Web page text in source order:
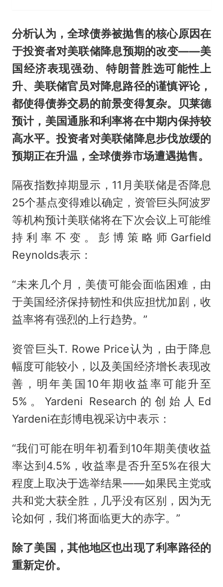
分析认为，全球债券被抛售的核心原因在
于投资者对美联储降息预期的改变——美
国经济表现强劲、特朗普胜选可能性上
升、美联储官员对降息路径的谨慎评论，
都使得债券交易的前景变得复杂。贝莱德
预计，美国通胀和利率将在中期内保持较
高水平。投资者对美联储降息步伐放缓的
预期正在升温，全球债券市场遭遇抛售。
隔夜指数掉期显示，11月美联储是否降息
25个基点变得难以确定，资管巨头阿波罗
等机构预计美联储将在下次会议上可能维
持利率不变。彭博策略师Garfield
Reynolds表示：
“未来几个月，美债可能会面临困难，由
于美国经济保持韧性和供应担忧加剧，收
益率将有强烈的上行趋势。”
资管巨头T. Rowe Price认为，由于降息
幅度可能较小，以及美国经济增长表现改
善，明年美国10年期收益率可能升至
5%。Yardeni Research的创始人Ed
Yardeni在彭博电视采访中表示：
“我们可能在明年初看到10年期美债收益
率达到4.5%，收益率是否升至5%在很大
程度上取决于选举结果——如果民主党或
共和党大获全胜，几乎没有区别，因为无
论如何，我们将面临更大的赤字。”
除了美国，其他地区也出现了利率路径的
重新定价。